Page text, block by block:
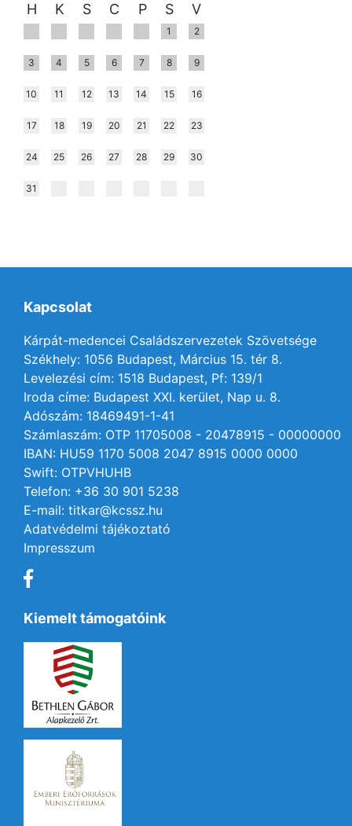
H K S C P S V
1 2
3 4 5 6 7 8 9
10 11 12 13 14 15 16
17 18 19 20 21 22 23
24 25 26 27 28 29 30
31
Kapcsolat
Kárpát-medencei Családszervezetek Szövetsége
Székhely: 1056 Budapest, Március 15. tér 8.
Levelezési cím: 1518 Budapest, Pf: 139/1
Iroda címe: Budapest XXI. kerület, Nap u. 8.
Adószám: 18469491-1-41
Számlaszám: OTP 11705008 - 20478915 - 00000000
IBAN: HU59 1170 5008 2047 8915 0000 0000
Swift: OTPVHUHB
Telefon: +36 30 901 5238
E-mail: titkar@kcssz.hu
Adatvédelmi tájékoztató
Impresszum
Kiemelt támogatóink